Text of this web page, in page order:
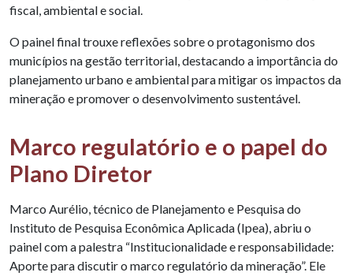
fiscal, ambiental e social.
O painel final trouxe reflexões sobre o protagonismo dos
municípios na gestão territorial, destacando a importância do
planejamento urbano e ambiental para mitigar os impactos da
mineração e promover o desenvolvimento sustentável.
Marco regulatório e o papel do
Plano Diretor
Marco Aurélio, técnico de Planejamento e Pesquisa do
Instituto de Pesquisa Econômica Aplicada (Ipea), abriu o
painel com a palestra “Institucionalidade e responsabilidade:
Aporte para discutir o marco regulatório da mineração”. Ele